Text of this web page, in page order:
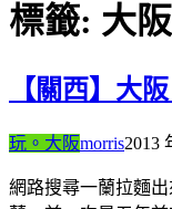
標籤: 大
【關西】大
玩。大阪morris2013
網路搜尋一蘭拉麵